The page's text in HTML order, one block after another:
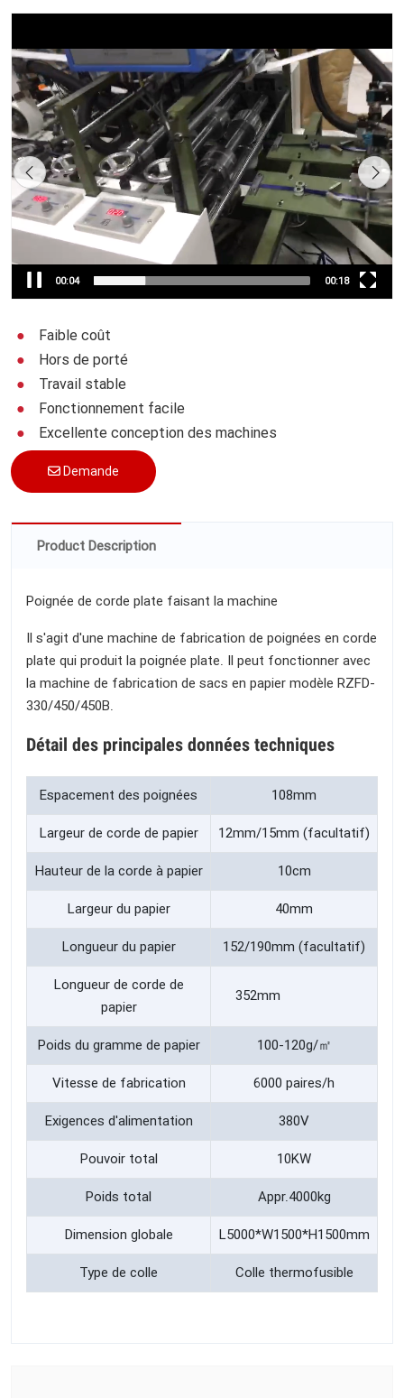
Faible coût
Hors de porté
Travail stable
Fonctionnement facile
Excellente conception des machines
Demande
00:04 00:18
Product Description
Poignée de corde plate faisant la machine
Il s'agit d'une machine de fabrication de poignées en corde
plate qui produit la poignée plate. Il peut fonctionner avec
la machine de fabrication de sacs en papier modèle RZFD-
330/450/450B.
Détail des principales données techniques
Espacement des poignées 108mm
Largeur de corde de papier 12mm/15mm (facultatif)
Hauteur de la corde à papier 10cm
Largeur du papier 40mm
Longueur du papier 152/190mm (facultatif)
Longueur de corde de
papier
352mm
Poids du gramme de papier 100-120g/㎡
Vitesse de fabrication 6000 paires/h
Exigences d'alimentation 380V
Pouvoir total 10KW
Poids total Appr.4000kg
Dimension globale L5000*W1500*H1500mm
Type de colle Colle thermofusible